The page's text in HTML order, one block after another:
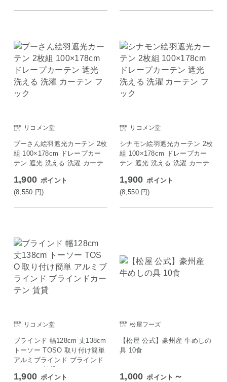
リコメン堂
プーさん絵羽遮光カーテン 2枚
組 100×178cm ドレープカー
テン 遮光 洗える 洗濯 カーテ
ン フック
1,900 ポイント
(8,550 円)
リコメン堂
シナモン絵羽遮光カーテン 2枚
組 100×178cm ドレープカー
テン 遮光 洗える 洗濯 カーテ
ン フック
1,900 ポイント
(8,550 円)
リコメン堂
ブラインド 幅128cm 丈138cm
トーソー TOSO 取り付け簡単
アルミブラインド ブラインド
カーテン 賃貸
1,900 ポイント
松屋フーズ
【松屋 公式】豪州産 牛めしの
具 10食
1,000 ポイント ～